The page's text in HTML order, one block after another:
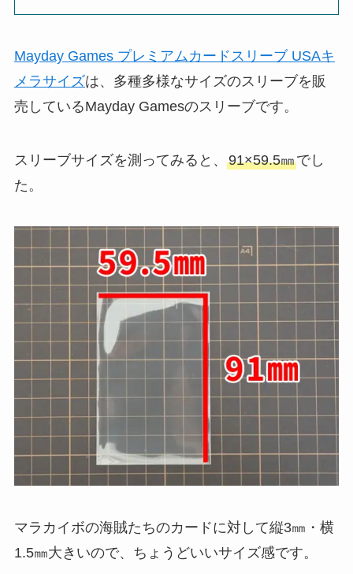
Mayday Games プレミアムカードスリーブ USAキ
メラサイズは、多種多様なサイズのスリーブを販
売しているMayday Gamesのスリーブです。
スリーブサイズを測ってみると、 91×59.5㎜でし
た。
マラカイボの海賊たちのカードに対して縦3㎜・横
1.5㎜大きいので、ちょうどいいサイズ感です。